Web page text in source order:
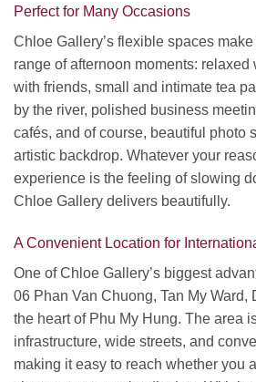
Perfect for Many Occasions
Chloe Gallery’s flexible spaces
range of afternoon moments:
with friends, small and intimate tea
by the river, polished business
cafés, and of course, beautiful photo
artistic backdrop. Whatever your
experience is the feeling of slowing
Chloe Gallery delivers beautifully.
A Convenient Location for
One of Chloe Gallery’s biggest
06 Phan Van Chuong, Tan My
the heart of Phu My Hung. The area
infrastructure, wide streets, and
making it easy to reach whether you